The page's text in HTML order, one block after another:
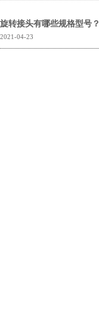
旋转接头有哪些规格型号？
2021-04-23